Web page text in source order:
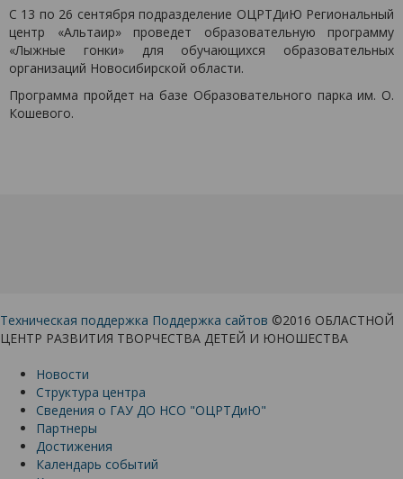
С 13 по 26 сентября подразделение ОЦРТДиЮ Региональный
центр «Альтаир» проведет образовательную программу
«Лыжные гонки» для обучающихся образовательных
организаций Новосибирской области.
Программа пройдет на базе Образовательного парка им. О.
Кошевого.
Техническая поддержка Поддержка сайтов ©2016 ОБЛАСТНОЙ
ЦЕНТР РАЗВИТИЯ ТВОРЧЕСТВА ДЕТЕЙ И ЮНОШЕСТВА
Новости
Структура центра
Сведения о ГАУ ДО НСО "ОЦРТДиЮ"
Партнеры
Достижения
Календарь событий